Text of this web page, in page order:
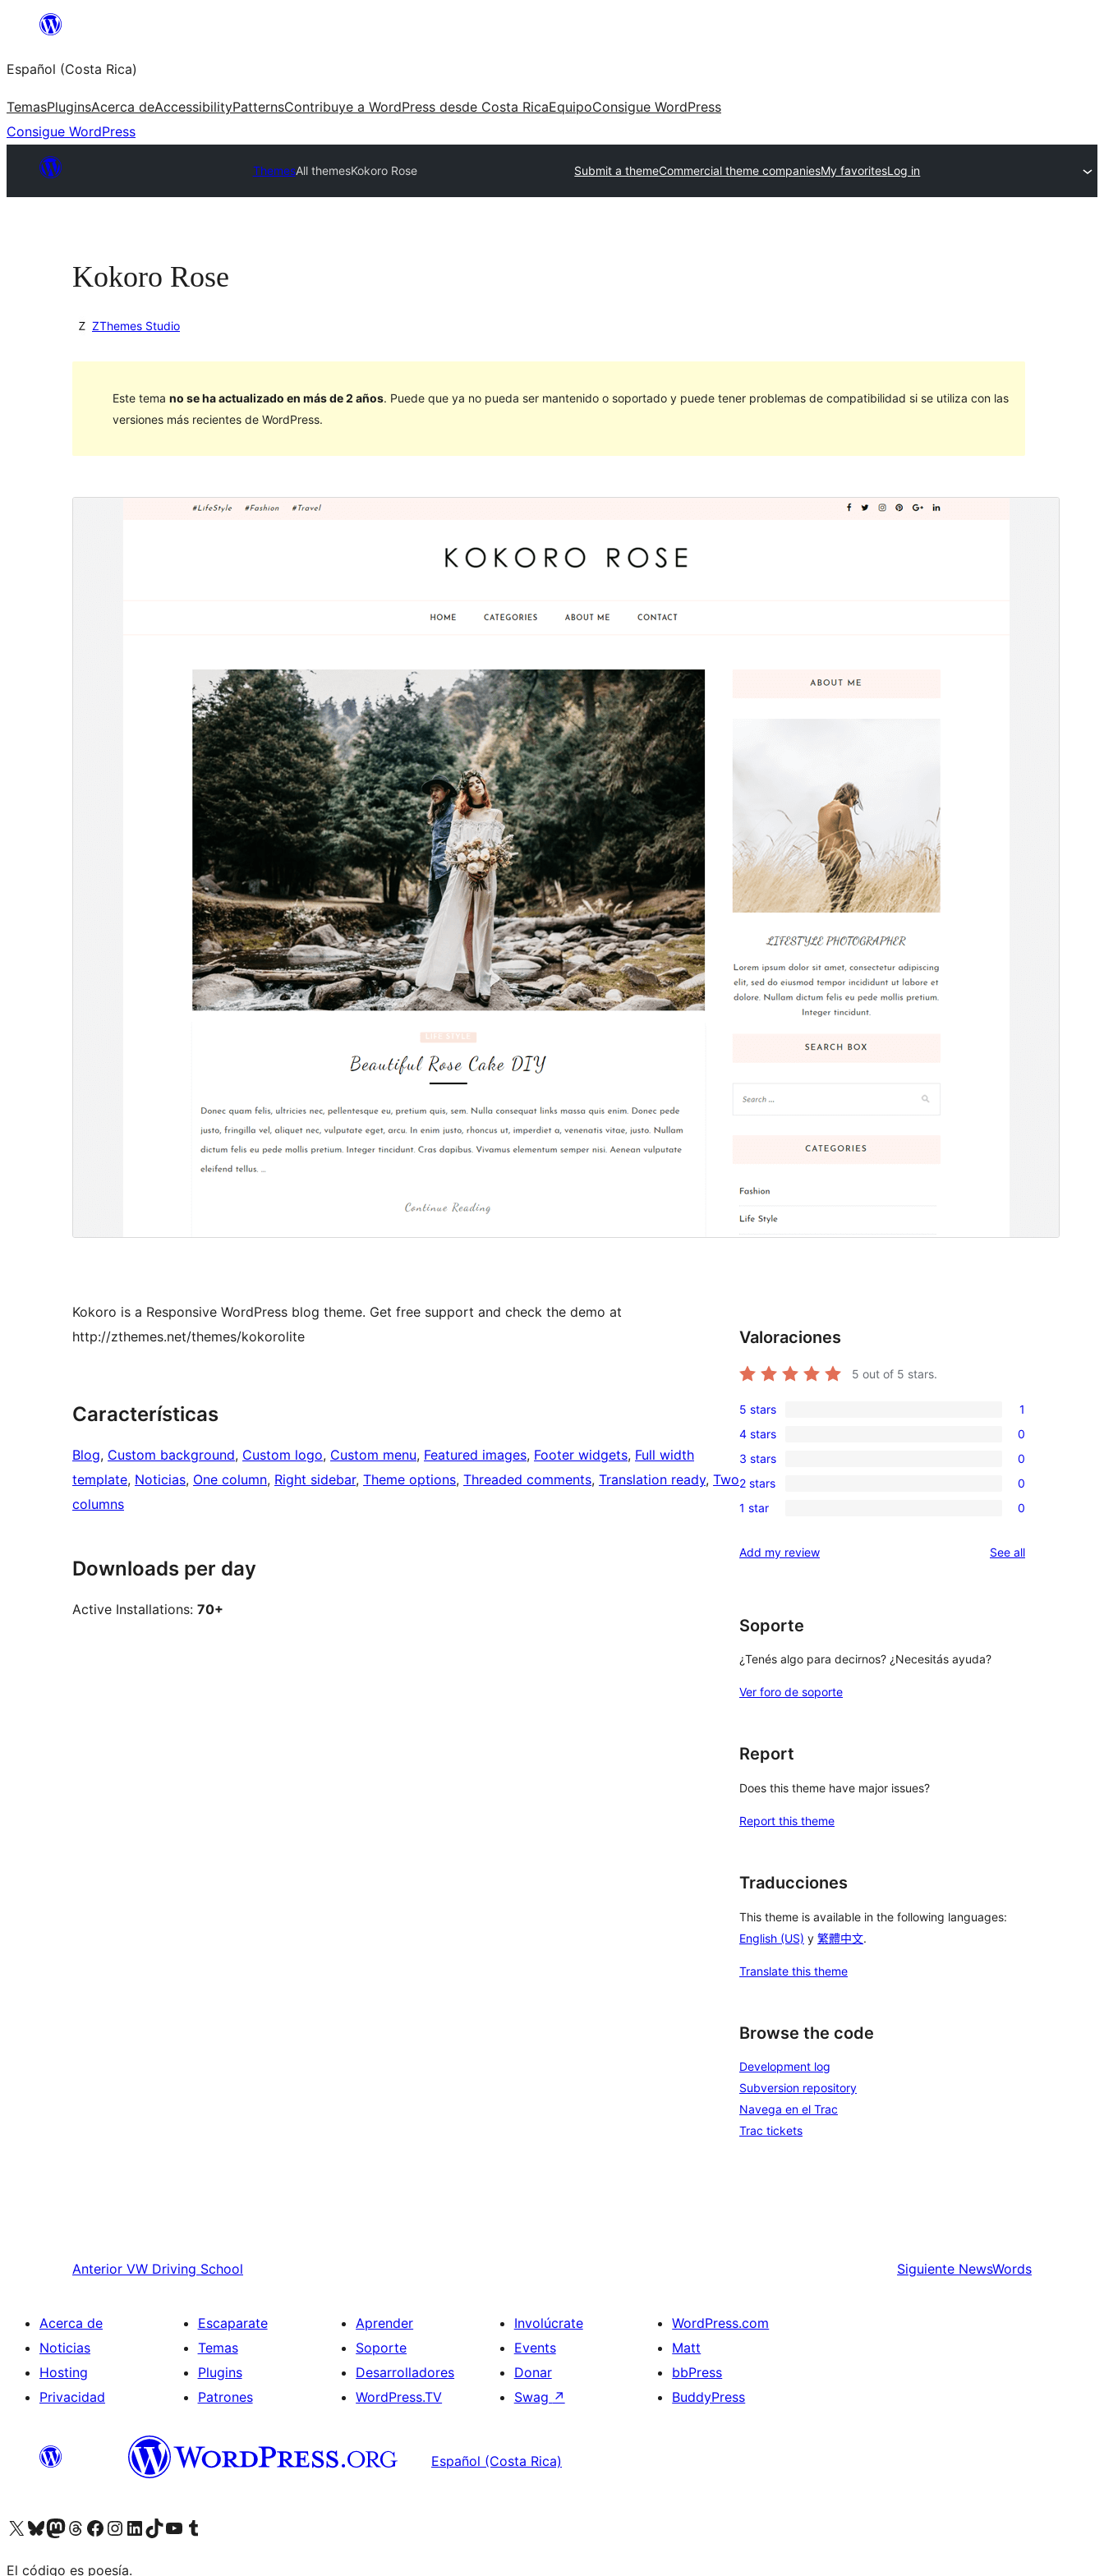
Saltar
contenido
Español (Costa Rica)
TemasPluginsAcerca deAccessibilityPatternsContribuye a WordPress desde Costa RicaEquipoConsigue WordPress
Consigue WordPress
ThemesAll themesKokoro Rose Submit a themeCommercial theme companiesMy favoritesLog in
Kokoro Rose
ZThemes Studio
Este tema no se ha actualizado en más de 2 años. Puede que ya no pueda ser mantenido o soportado y puede tener problemas de compatibilidad si se utiliza con las
versiones más recientes de WordPress.
Descargar
Active installations
Kokoro is a Responsive WordPress blog theme. Get free support and check the demo at
http://zthemes.net/themes/kokorolite
Características
Blog, Custom background, Custom logo, Custom menu, Featured images, Footer widgets, Full width
template, Noticias, One column, Right sidebar, Theme options, Threaded comments, Translation ready, Two
columns
Downloads per day
Active Installations: 70+
Valoraciones
5 out of 5 stars.
1
5-
star
review
5 stars 1
0
4-
star
reviews
4 stars 0
0
3-
star
3 stars 0
0
2-
reviews
2 stars 0
0
star
1 star 0
Add my review See allreviews
Soporte
¿Tenés algo para decirnos? ¿Necesitás ayuda?
Ver foro de soporte
Report
Does this theme have major issues?
Report this theme
Traducciones
This theme is available in the following languages:
English (US) y 繁體中文.
Translate this theme
Browse the code
Development log
Subversion repository
Navega en el Trac
Trac tickets
Anterior VW Driving School Siguiente NewsWords
Acerca de
Noticias
Hosting
Privacidad
Escaparate
Temas
Plugins
Patrones
Aprender
Soporte
Desarrolladores
WordPress.TV
Involúcrate
Events
Donar
Swag ↗
WordPress.com
Matt
bbPress
BuddyPress
Español (Costa Rica)
Visit our X (formerly Twitter) account
Visit our Bluesky account
Visita nuestra cuenta de Twitter
Visit our Threads account
Visita nuestra página de Facebook
Visite nuestra cuenta de Instagram
Visit our LinkedIn account
Visit our TikTok account
Visit our YouTube channel
Visit our Tumblr account
El código es poesía.